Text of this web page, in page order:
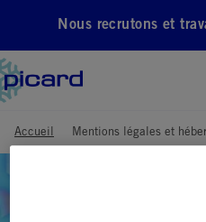
Nous recrutons et
Accueil Mentions légales et